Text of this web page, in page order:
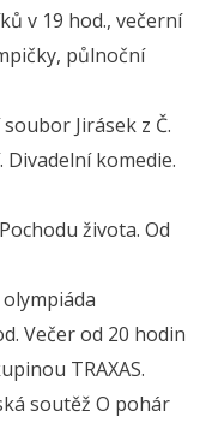
v 19 hod., večerní
půlnoční
Jirásek z Č.
Divadelní komedie.
života. Od
Večer od 20 hodin
TRAXAS.
soutěž O pohár